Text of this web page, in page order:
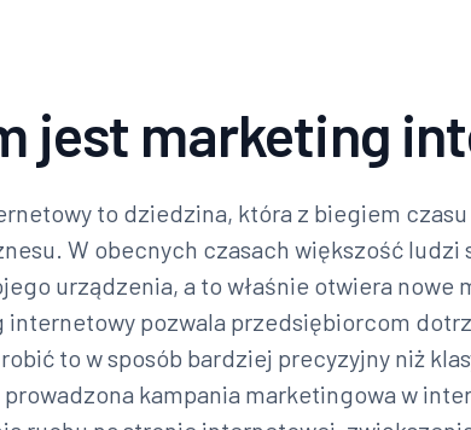
jest marketing
to dziedzina, która z biegiem
W obecnych czasach większość ludzi
urządzenia, a to właśnie otwiera nowe
internetowy pozwala przedsiębiorcom
to w sposób bardziej precyzyjny niż
prowadzona kampania marketingowa w